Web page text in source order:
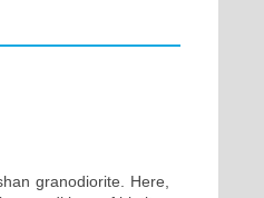
granodiorite. Here,